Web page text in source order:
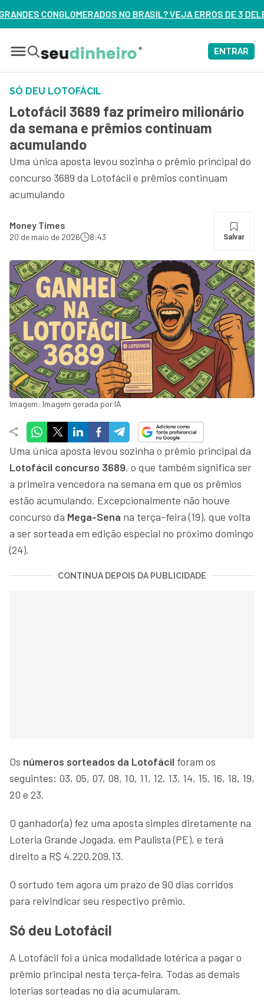
BRASIL? VEJA ERROS DE 3 DELES – ASSISTA AGORA
ENTRAR
SÓ DEU LOTOFÁCIL
Lotofácil 3689 faz primeiro milionário
da semana e prêmios continuam
acumulando
Uma única aposta levou sozinha o prêmio principal do
concurso 3689 da Lotofácil e prêmios continuam
acumulando
Money Times
20 de maio de 2026 8:43 Salvar
Imagem: Imagem gerada por IA
Uma única aposta levou sozinha o prêmio principal da
Lotofácil concurso 3689, o que também significa ser
a primeira vencedora na semana em que os prêmios
estão acumulando. Excepcionalmente não houve
concurso da Mega-Sena na terça-feira (19), que volta
a ser sorteada em edição especial no próximo domingo
(24).
CONTINUA DEPOIS DA PUBLICIDADE
Os números sorteados da Lotofácil foram os
seguintes: 03, 05, 07, 08, 10, 11, 12, 13, 14, 15, 16, 18, 19,
20 e 23.
O ganhador(a) fez uma aposta simples diretamente na
Loteria Grande Jogada, em Paulista (PE), e terá
direito a R$ 4.220.209,13.
O sortudo tem agora um prazo de 90 dias corridos
para reivindicar seu respectivo prêmio.
Só deu Lotofácil
A Lotofácil foi a única modalidade lotérica a pagar o
prêmio principal nesta terça‑feira. Todas as demais
loterias sorteadas no dia acumularam.